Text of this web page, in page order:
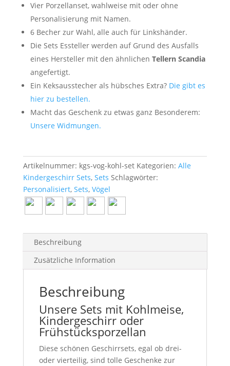
Vier Porzellanset, wahlweise mit oder ohne
Personalisierung mit Namen.
6 Becher zur Wahl, alle auch für Linkshänder.
Die Sets Essteller werden auf Grund des Ausfalls
eines Hersteller mit den ähnlichen Tellern Scandia
angefertigt.
Ein Keksausstecher als hübsches Extra? Die gibt es
hier zu bestellen.
Macht das Geschenk zu etwas ganz Besonderem:
Unsere Widmungen.
Artikelnummer: kgs-vog-kohl-set Kategorien: Alle
Kindergeschirr Sets, Sets Schlagwörter:
Personalisiert, Sets, Vögel
Beschreibung
Zusätzliche Information
Beschreibung
Unsere Sets mit Kohlmeise,
Kindergeschirr oder
Frühstücksporzellan
Diese schönen Geschirrsets, egal ob drei-
oder vierteilig, sind tolle Geschenke zur